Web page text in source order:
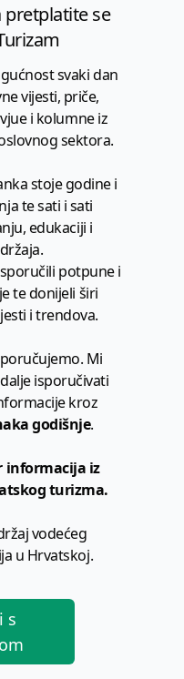
pretplatite se
svaki dan
vijesti, priče,
i kolumne iz
sektora.
stoje godine i
te sati i sati
edukaciji i
potpune i
te donijeli širi
i trendova.
Mi
isporučivati
kroz
godišnje.
informacija iz
turizma.
vodećeg
u Hrvatskoj.
s